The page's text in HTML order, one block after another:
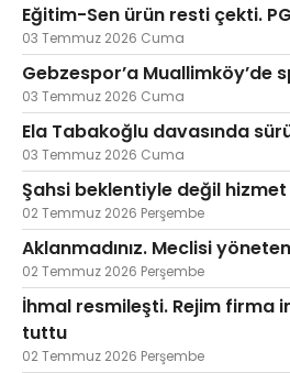
Eğitim-Sen ürün resti çekti.
03 Temmuz 2026 Cuma
Gebzespor’a Muallimköy’de
03 Temmuz 2026 Cuma
Ela Tabakoğlu davasında
03 Temmuz 2026 Cuma
Şahsi beklentiyle değil
02 Temmuz 2026 Perşembe
Aklanmadınız. Meclisi
02 Temmuz 2026 Perşembe
İhmal resmileşti. Rejim firma
tuttu
02 Temmuz 2026 Perşembe